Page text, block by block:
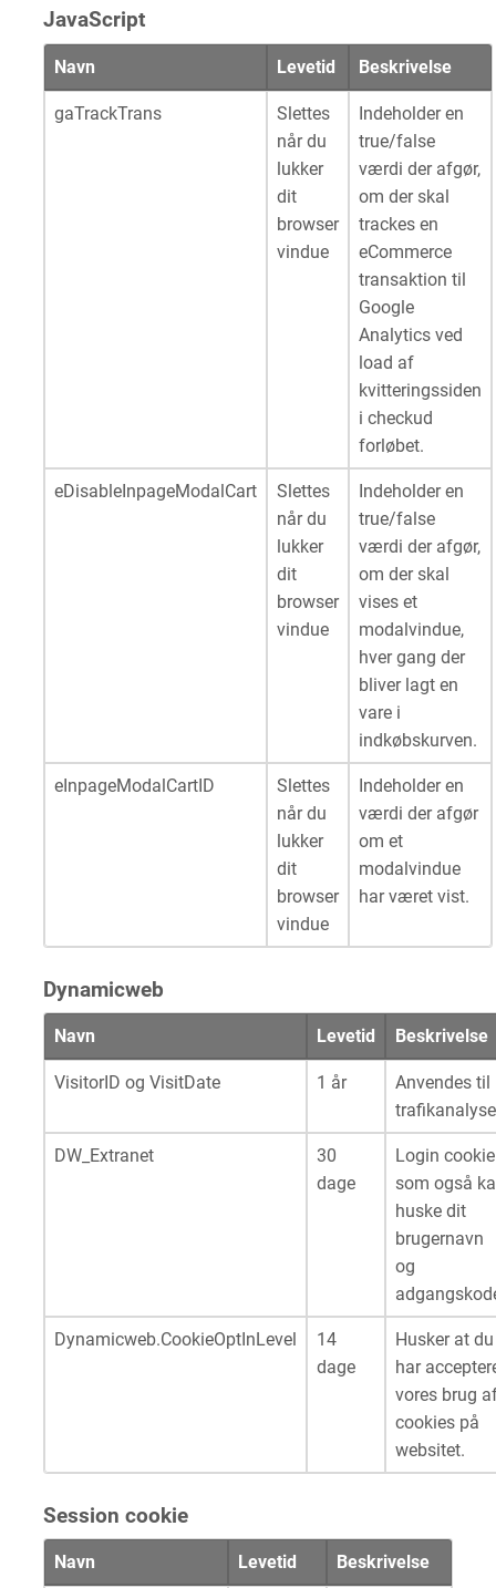
JavaScript
Navn Levetid Beskrivelse
gaTrackTrans
Slettes
når du
lukker
dit
browser
vindue
Indeholder en
true/false
værdi der afgør,
om der skal
trackes en
eCommerce
transaktion til
Google
Analytics ved
load af
kvitteringssiden
i checkud
forløbet.
eDisableInpageModalCart
Slettes
når du
lukker
dit
browser
vindue
Indeholder en
true/false
værdi der afgør,
om der skal
vises et
modalvindue,
hver gang der
bliver lagt en
vare i
indkøbskurven.
eInpageModalCartID
Slettes
når du
lukker
dit
browser
vindue
Indeholder en
værdi der afgør
om et
modalvindue
har været vist.
Dynamicweb
Navn Levetid Beskrivelse
VisitorID og VisitDate 1 år
Anvendes til
DW_Extranet
30
dage
Login cookie
som også
huske dit
brugernavn
og
Dynamicweb.CookieOptInLevel
14
dage
Husker at du
har
vores brug
cookies på
websitet.
Session cookie
Navn Levetid Beskrivelse